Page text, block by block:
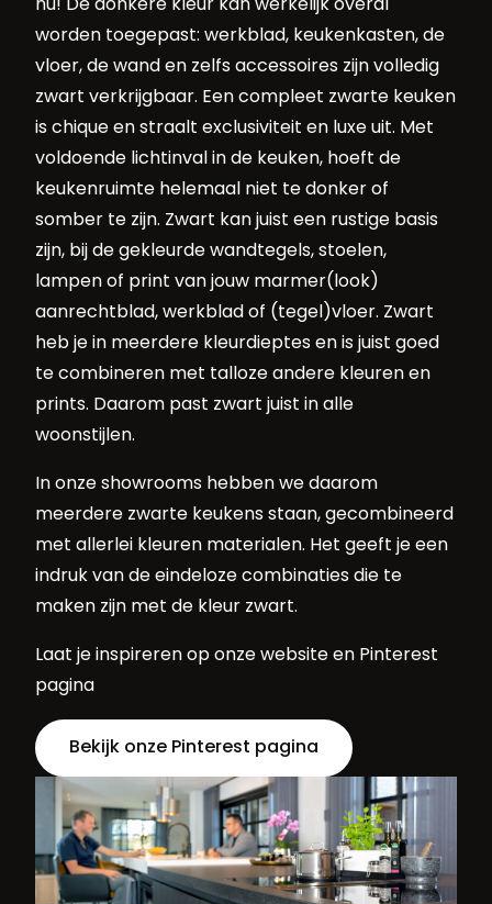
nu! De donkere kleur kan werkelijk overal
worden toegepast: werkblad, keukenkasten, de
vloer, de wand en zelfs accessoires zijn volledig
zwart verkrijgbaar. Een compleet zwarte keuken
is chique en straalt exclusiviteit en luxe uit. Met
voldoende lichtinval in de keuken, hoeft de
keukenruimte helemaal niet te donker of
somber te zijn. Zwart kan juist een rustige basis
zijn, bij de gekleurde wandtegels, stoelen,
lampen of print van jouw marmer(look)
aanrechtblad, werkblad of (tegel)vloer. Zwart
heb je in meerdere kleurdieptes en is juist goed
te combineren met talloze andere kleuren en
prints. Daarom past zwart juist in alle
woonstijlen.
In onze showrooms hebben we daarom
meerdere zwarte keukens staan, gecombineerd
met allerlei kleuren materialen. Het geeft je een
indruk van de eindeloze combinaties die te
maken zijn met de kleur zwart.
Laat je inspireren op onze website en Pinterest
pagina
Bekijk onze Pinterest pagina